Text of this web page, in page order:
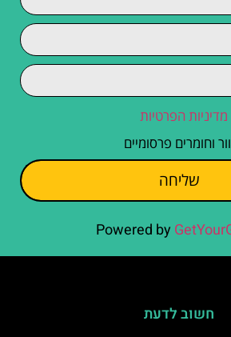
מדיניות הפרטיות
וחומרים פרסומיים
שליחה
Powered by
חשוב לדעת